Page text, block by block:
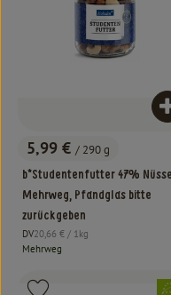
, Preis:
5,99 € / 290 g
b*Studentenfutter 47% Nüsse,
Mehrweg, Pfandglas bitte
zurückgeben
, Herkunft:
DV, Referenzpreis:
20,66 € / 1kg
Mehrweg
,